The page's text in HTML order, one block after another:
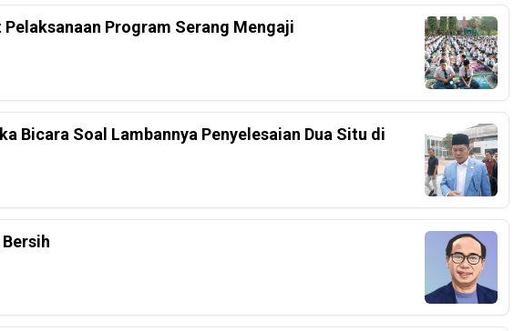
Program Serang Mengaji
Bicara Soal Lambannya Penyelesaian Dua Situ di